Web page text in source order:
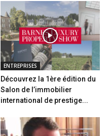
ENTREPRISES
Découvrez la 1ère édition du
Salon de l’immobilier
international de prestige...